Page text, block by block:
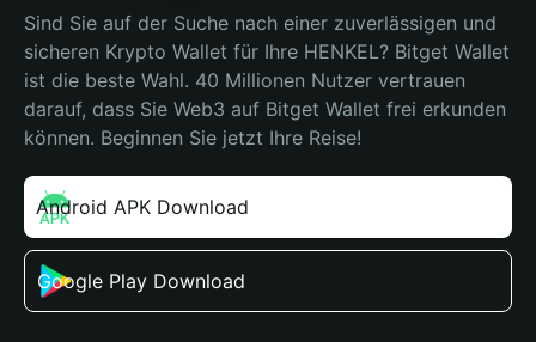
Sind Sie auf der Suche nach einer zuverlässigen und
sicheren Krypto Wallet für Ihre HENKEL? Bitget Wallet
ist die beste Wahl. 40 Millionen Nutzer vertrauen
darauf, dass Sie Web3 auf Bitget Wallet frei erkunden
können. Beginnen Sie jetzt Ihre Reise!
Android APK Download
Google Play Download